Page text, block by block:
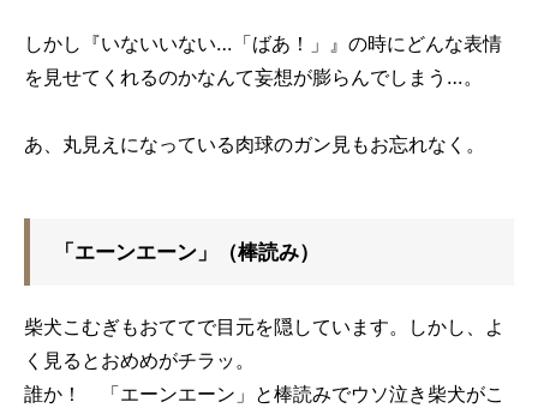
しかし『いないいない…「ばあ！」』の時にどんな表情
を見せてくれるのかなんて妄想が膨らんでしまう…。
あ、丸見えになっている肉球のガン見もお忘れなく。
「エーンエーン」（棒読み）
柴犬こむぎもおててで目元を隠しています。しかし、よ
く見るとおめめがチラッ。
誰か！ 「エーンエーン」と棒読みでウソ泣き柴犬がこ